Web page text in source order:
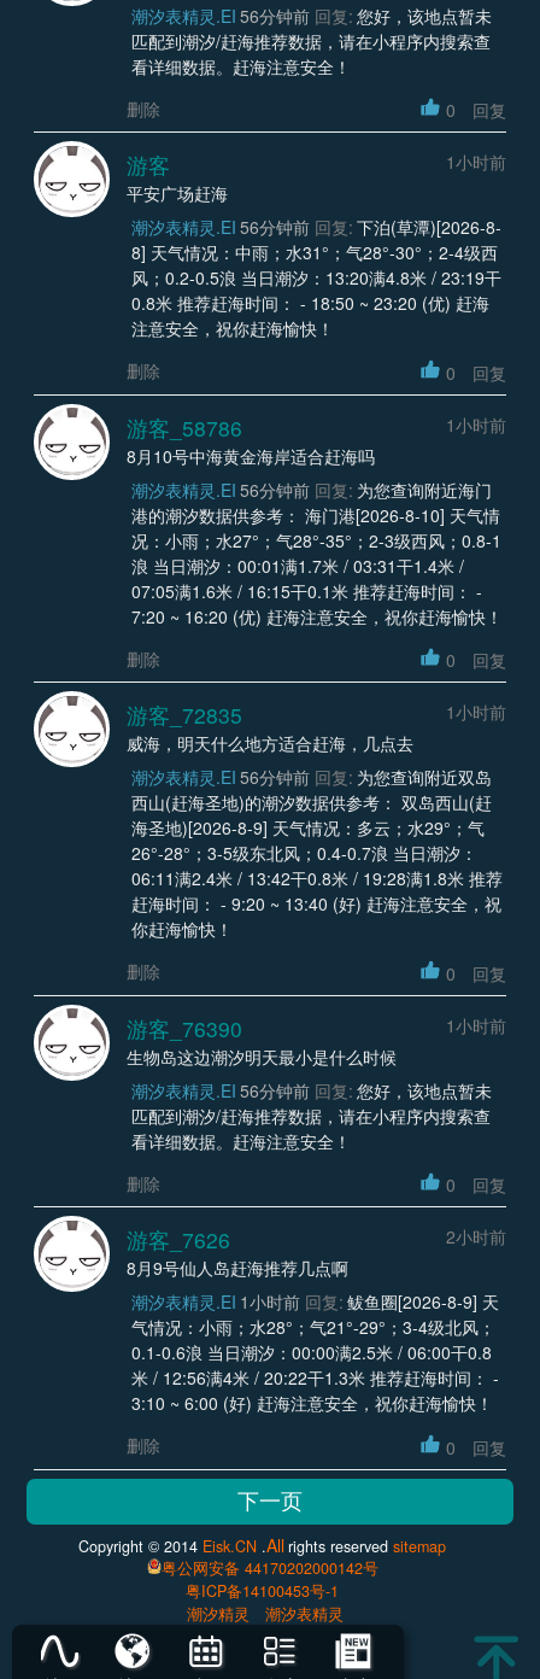
潮汐表精灵.EI 56分钟前 回复: 您好，该地点暂未
匹配到潮汐/赶海推荐数据，请在小程序内搜索查
看详细数据。赶海注意安全！
删除
0 回复
游客
1小时前
平安广场赶海
潮汐表精灵.EI 56分钟前 回复: 下泊(草潭)[2026-8-
8] 天气情况：中雨；水31°；气28°-30°；2-4级西
风；0.2-0.5浪 当日潮汐：13:20满4.8米 / 23:19干
0.8米 推荐赶海时间： - 18:50 ~ 23:20 (优) 赶海
注意安全，祝你赶海愉快！
删除
0 回复
游客_58786
1小时前
8月10号中海黄金海岸适合赶海吗
潮汐表精灵.EI 56分钟前 回复: 为您查询附近海门
港的潮汐数据供参考： 海门港[2026-8-10] 天气情
况：小雨；水27°；气28°-35°；2-3级西风；0.8-1
浪 当日潮汐：00:01满1.7米 / 03:31干1.4米 /
07:05满1.6米 / 16:15干0.1米 推荐赶海时间： -
7:20 ~ 16:20 (优) 赶海注意安全，祝你赶海愉快！
删除
0 回复
游客_72835
1小时前
威海，明天什么地方适合赶海，几点去
潮汐表精灵.EI 56分钟前 回复: 为您查询附近双岛
西山(赶海圣地)的潮汐数据供参考： 双岛西山(赶
海圣地)[2026-8-9] 天气情况：多云；水29°；气
26°-28°；3-5级东北风；0.4-0.7浪 当日潮汐：
06:11满2.4米 / 13:42干0.8米 / 19:28满1.8米 推荐
赶海时间： - 9:20 ~ 13:40 (好) 赶海注意安全，祝
你赶海愉快！
删除
0 回复
游客_76390
1小时前
生物岛这边潮汐明天最小是什么时候
潮汐表精灵.EI 56分钟前 回复: 您好，该地点暂未
匹配到潮汐/赶海推荐数据，请在小程序内搜索查
看详细数据。赶海注意安全！
删除
0 回复
游客_7626
2小时前
8月9号仙人岛赶海推荐几点啊
潮汐表精灵.EI 1小时前 回复: 鲅鱼圈[2026-8-9] 天
气情况：小雨；水28°；气21°-29°；3-4级北风；
0.1-0.6浪 当日潮汐：00:00满2.5米 / 06:00干0.8
米 / 12:56满4米 / 20:22干1.3米 推荐赶海时间： -
3:10 ~ 6:00 (好) 赶海注意安全，祝你赶海愉快！
删除
0 回复
Copyright © 2014 Eisk.CN .Allrights reservedsitemap
粤公网安备 44170202000142号
粤ICP备14100453号-1
潮汐精灵
潮汐表精灵